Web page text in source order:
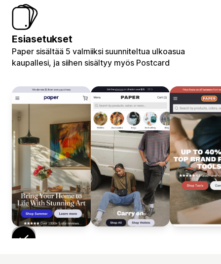
Esiasetukset
Paper sisältää 5 valmiiksi suunniteltua ulkoasua
kaupallesi, ja siihen sisältyy myös Postcard